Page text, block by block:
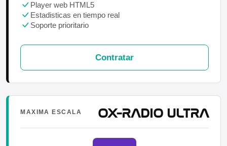
Player web HTML5
Estadisticas en tiempo real
Soporte prioritario
Contratar
MAXIMA ESCALA OX-RADIO ULTRA